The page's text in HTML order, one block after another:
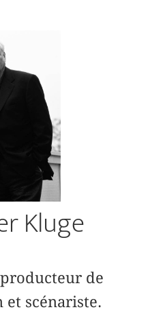
Kluge
de
scénariste.